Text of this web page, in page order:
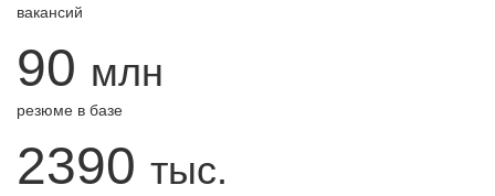
вакансий
90 млн
резюме в базе
2390 тыс.